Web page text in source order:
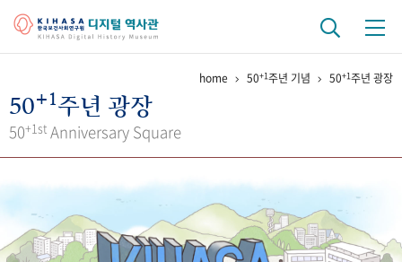
걸어온 길 기관 변천사
키워드로 보는 연구 역사
연구자들
간행물 변천사
home 50+1주년 기념 50+1주년 광장
50+1주년 광장
50+1st Anniversary Square